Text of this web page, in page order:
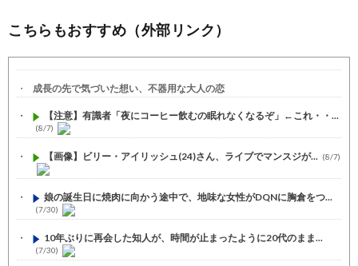
こちらもおすすめ（外部リンク）
成長の先で気づいた想い、不器用な大人の恋
【注意】有識者「夜にコーヒー飲むの眠れなくなるぞ」←これ・・...
(8/7)
【画像】ビリー・アイリッシュ(24)さん、ライブでマンスジが... (8/7)
娘の誕生日に焼肉に向かう途中で、地味な女性がDQNに胸倉をつ...
(7/30)
10年ぶりに再会した知人が、時間が止まったように20代のまま...
(7/30)